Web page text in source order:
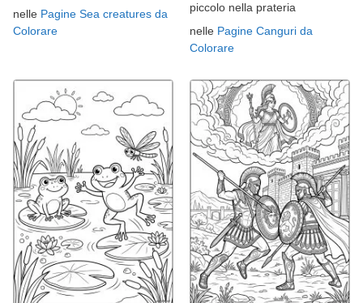
nelle Pagine Sea creatures da
Colorare
piccolo nella prateria
nelle Pagine Canguri da
Colorare